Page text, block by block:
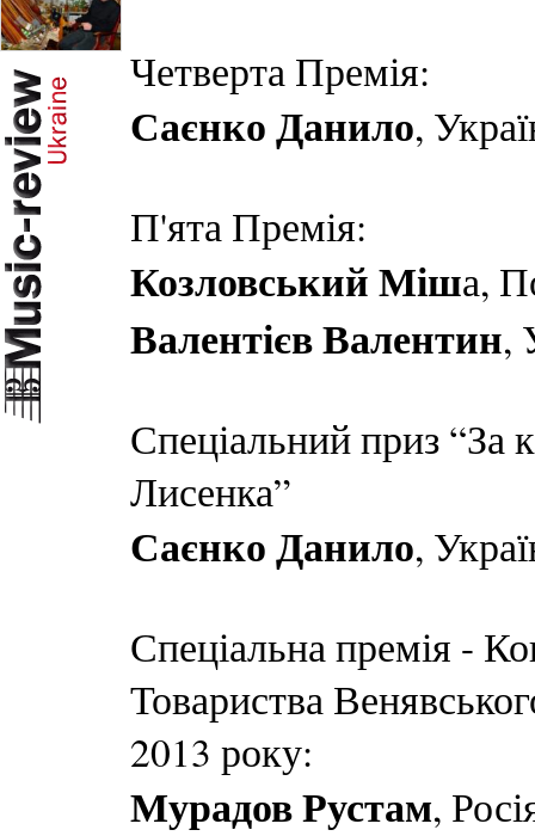
Четверта Премія:
Саєнко Данило,
П'ята Премія:
Козловський Міша,
Валентієв Валентин,
Спеціальний приз
Лисенка”
Саєнко Данило,
Спеціальна премія -
Товариства
2013 року:
Мурадов Рустам,